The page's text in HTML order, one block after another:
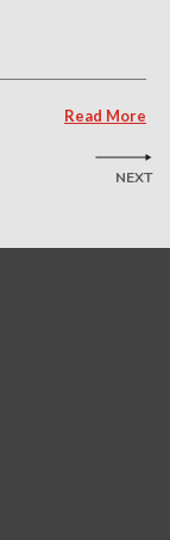
Read More
NEXT